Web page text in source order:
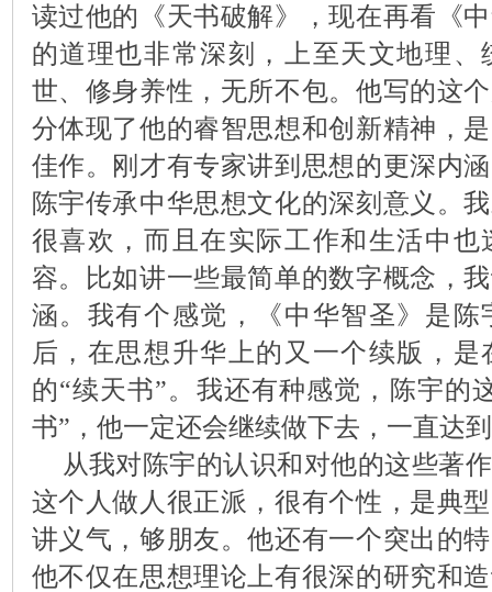
读过他的《天书破解》，现在再看《
的道理也非常深刻，上至天文地理
世、修身养性，无所不包。他写的这
分体现了他的睿智思想和创新精神，
佳作。刚才有专家讲到思想的更深内
陈宇传承中华思想文化的深刻意义。
很喜欢，而且在实际工作和生活中
容。比如讲一些最简单的数字概念，
涵。我有个感觉，《中华智圣》是
后，在思想升华上的又一个续版，
的“续天书”。我还有种感觉，陈宇的
书”，他一定还会继续做下去，一直达
从我对陈宇的认识和对他的这些著
这个人做人很正派，很有个性，是典
讲义气，够朋友。他还有一个突出的
他不仅在思想理论上有很深的研究和